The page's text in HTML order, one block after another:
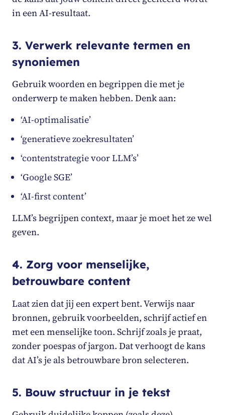
in een AI-resultaat.
3. Verwerk relevante termen en
synoniemen
Gebruik woorden en begrippen die met je
onderwerp te maken hebben. Denk aan:
‘AI-optimalisatie’
‘generatieve zoekresultaten’
‘contentstrategie voor LLM’s’
‘Google SGE’
‘AI-first content’
LLM’s begrijpen context, maar je moet het ze wel
geven.
4. Zorg voor menselijke,
betrouwbare content
Laat zien dat jij een expert bent. Verwijs naar
bronnen, gebruik voorbeelden, schrijf actief en
met een menselijke toon. Schrijf zoals je praat,
zonder poespas of jargon. Dat verhoogt de kans
dat AI’s je als betrouwbare bron selecteren.
5. Bouw structuur in je tekst